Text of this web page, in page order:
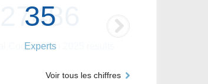
35
Experts
Voir tous les chiffres